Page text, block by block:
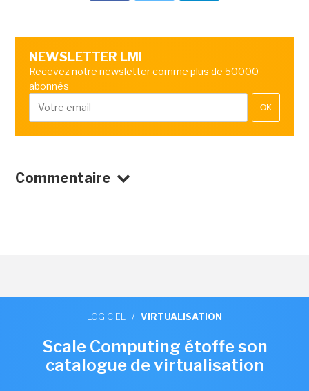
NEWSLETTER LMI
Recevez notre newsletter comme plus de 50000
abonnés
OK
Commentaire
LOGICIEL / VIRTUALISATION
Scale Computing étoffe son
catalogue de virtualisation